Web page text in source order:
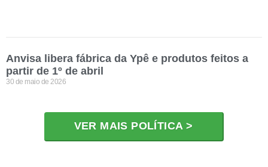
Anvisa libera fábrica da Ypê e produtos feitos a
partir de 1º de abril
30 de maio de 2026
VER MAIS POLÍTICA >